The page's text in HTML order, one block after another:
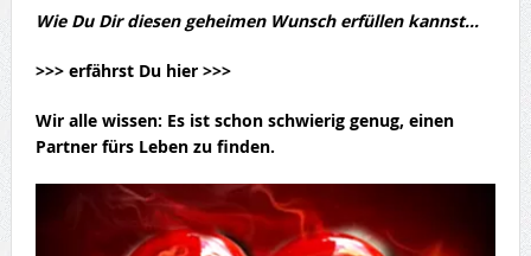
Wie Du Dir diesen geheimen Wunsch erfüllen kannst…
>>> erfährst Du hier >>>
Wir alle wissen: Es ist schon schwierig genug, einen
Partner fürs Leben zu finden.